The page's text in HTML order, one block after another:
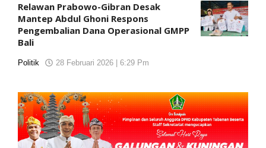
Relawan Prabowo-Gibran Desak
Mantep Abdul Ghoni Respons
Pengembalian Dana Operasional GMPP
Bali
Politik 28 Februari 2026 | 6:29 Pm